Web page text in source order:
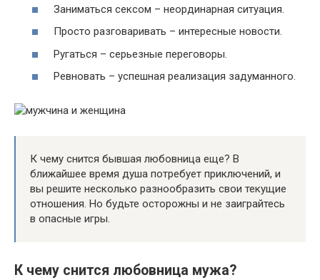
Заниматься сексом – неординарная ситуация.
Просто разговаривать – интересные новости.
Ругаться – серьезные переговоры.
Ревновать – успешная реализация задуманного.
К чему снится бывшая любовница еще? В
ближайшее время душа потребует приключений, и
вы решите несколько разнообразить свои текущие
отношения. Но будьте осторожны и не заиграйтесь
в опасные игры.
К чему снится любовница мужа?